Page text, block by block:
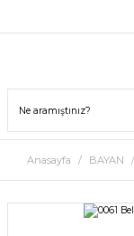
Anasayfa BAYAN